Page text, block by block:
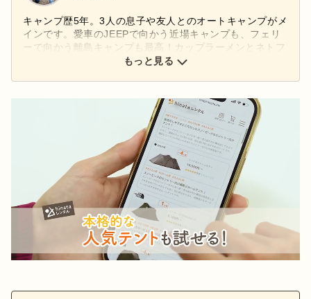
キャンプ歴5年。3人の息子や友人とのオートキャンプがメ
インです。愛車のJEEPで向かう近場キャンプも、フェリ
ーで向かう離島キャンプも最高！カップラーメンとネトフ
リで過ごす、脱力系スタイルがお気に入りです。相棒はス
き。ビンテージも気になります。昆虫採集を楽しめるキャ
ンプ場や楽器演奏OKのキャンプ場を日々開拓中！
もっと見る